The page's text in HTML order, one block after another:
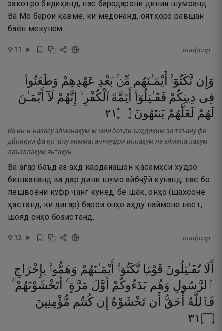
закотро бидиҳанд, пас бародарони динии шумоанд.
Ва Мо барои қавме, ки медонанд, оятҳоро равшан
баён мекунем.
9:11 тафсир
وَإِن نَّكَثُوٓا۟ أَيْمَـٰنَهُم مِّنۢ بَعْدِ عَهْدِهِمْ وَطَعَنُوا۟
فِى دِينِكُمْ فَقَـٰتِلُوٓا۟ أَئِمَّةَ ٱلْكُفْرِ ۙ إِنَّهُمْ لَآ أَيْمَـٰنَ
لَهُمْ لَعَلَّهُمْ يَنتَهُونَ ۝١٢
Ва ин-н-накасу айманаҳум-м мин баъди ъаҳдиҳим ва таъану фӣ
дӣникум фа қотилу аиммата-л-куфри иннаҳум ла аймана лаҳум
лаъаллаҳум янтаҳун.
Ва агар баъд аз аҳд карданашон қасамҳои худро
бишкананд ва дар дини шумо айбҷӯй кунанд, пас бо
пешвоёни куфр ҷанг кунед, бе шак, онҳо (шахсоне
ҳастанд, ки дигар) барои онҳо аҳду паймоне нест,
шояд онҳо бозистанд.
9:12 тафсир
أَلَا تُقَـٰتِلُونَ قَوْمًۭا نَّكَثُوٓا۟ أَيْمَـٰنَهُمْ وَهَمُّوا۟ بِإِخْرَاجِ
ٱلرَّسُولِ وَهُم بَدَءُوكُمْ أَوَّلَ مَرَّةٍ ۚ أَتَخْشَوْنَهُمْ ۚ
فَٱللَّهُ
أَحَقُّ أَن تَخْشَوْهُ إِن كُنتُم مُّؤْمِنِينَ
۝١٣